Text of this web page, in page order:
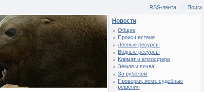
RSS-лента | Поиск
Новости
Общие
Происшествия
Лесные ресурсы
Водные ресурсы
Климат и атмосфера
Земля и почва
За рубежом
Проверки, иски, судебные
решения